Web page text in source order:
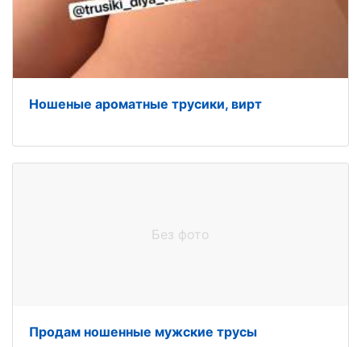
Ношеные ароматные трусики, вирт
Без фото
Продам ношенные мужские трусы